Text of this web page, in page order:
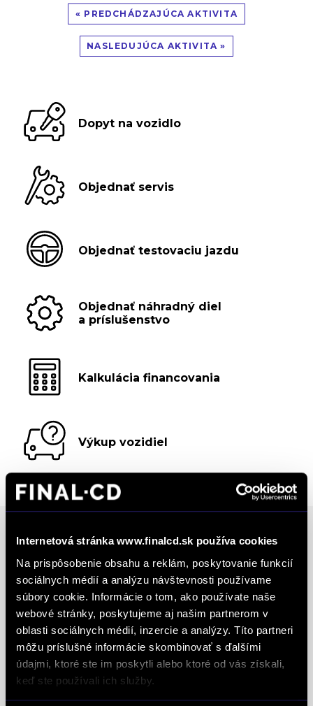
Internetová stránka www.finalcd.sk používa cookies
Na prispôsobenie obsahu a reklám, poskytovanie funkcií
sociálnych médií a analýzu návštevnosti používame
súbory cookie. Informácie o tom, ako používate naše
webové stránky, poskytujeme aj našim partnerom v
oblasti sociálnych médií, inzercie a analýzy. Títo partneri
môžu príslušné informácie skombinovať s ďalšími
údajmi, ktoré ste im poskytli alebo ktoré od vás získali,
keď ste používali ich služby.
« PREDCHÁDZAJÚCA AKTIVITA
NASLEDUJÚCA AKTIVITA »
Dopyt na vozidlo
Objednať servis
Objednať testovaciu jazdu
Objednať náhradný diel
a príslušenstvo
Kalkulácia financovania
Výkup vozidiel
Ocenenia
FINAL-CD získalo prestížny certifikát AAA Highest
Creditworthiness, tento certifikát je jedným z
najdôležitejších Európskych štandardov
definujúcich kvalitu obchodnej činnosti. Je
medzinárodne uznávanou známkou obchodnej